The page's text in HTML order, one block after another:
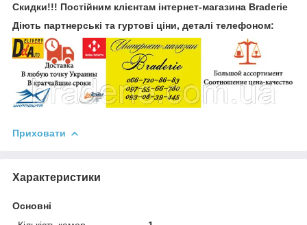
Скидки!!! Постійним клієнтам інтернет-магазина Braderie
Діють партнерські та гуртові ціни, деталі телефоном:
Приховати
Характеристики
Основні